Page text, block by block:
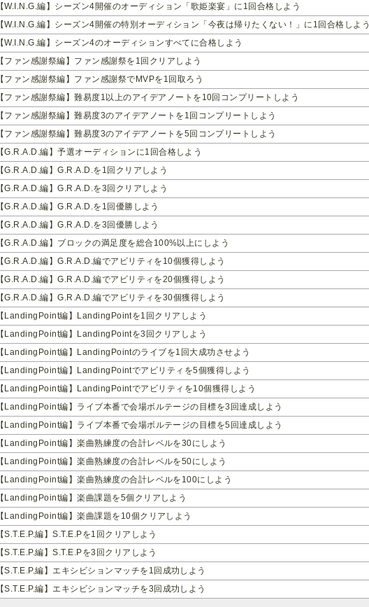
【W.I.N.G.編】シーズン4開催のオーディション「歌姫楽宴」に1回合格しよう
【W.I.N.G.編】シーズン4開催の特別オーディション「今夜は帰りたくない！」に1回合格しよう
【W.I.N.G.編】シーズン4のオーディションすべてに合格しよう
【ファン感謝祭編】ファン感謝祭を1回クリアしよう
【ファン感謝祭編】ファン感謝祭でMVPを1回取ろう
【ファン感謝祭編】難易度1以上のアイデアノートを10回コンプリートしよう
【ファン感謝祭編】難易度3のアイデアノートを1回コンプリートしよう
【ファン感謝祭編】難易度3のアイデアノートを5回コンプリートしよう
【G.R.A.D.編】予選オーディションに1回合格しよう
【G.R.A.D.編】G.R.A.D.を1回クリアしよう
【G.R.A.D.編】G.R.A.D.を3回クリアしよう
【G.R.A.D.編】G.R.A.D.を1回優勝しよう
【G.R.A.D.編】G.R.A.D.を3回優勝しよう
【G.R.A.D.編】ブロックの満足度を総合100%以上にしよう
【G.R.A.D.編】G.R.A.D.編でアビリティを10個獲得しよう
【G.R.A.D.編】G.R.A.D.編でアビリティを20個獲得しよう
【G.R.A.D.編】G.R.A.D.編でアビリティを30個獲得しよう
【LandingPoint編】LandingPointを1回クリアしよう
【LandingPoint編】LandingPointを3回クリアしよう
【LandingPoint編】LandingPointのライブを1回大成功させよう
【LandingPoint編】LandingPointでアビリティを5個獲得しよう
【LandingPoint編】LandingPointでアビリティを10個獲得しよう
【LandingPoint編】ライブ本番で会場ボルテージの目標を3回達成しよう
【LandingPoint編】ライブ本番で会場ボルテージの目標を5回達成しよう
【LandingPoint編】楽曲熟練度の合計レベルを30にしよう
【LandingPoint編】楽曲熟練度の合計レベルを50にしよう
【LandingPoint編】楽曲熟練度の合計レベルを100にしよう
【LandingPoint編】楽曲課題を5個クリアしよう
【LandingPoint編】楽曲課題を10個クリアしよう
【S.T.E.P.編】S.T.E.Pを1回クリアしよう
【S.T.E.P.編】S.T.E.Pを3回クリアしよう
【S.T.E.P.編】エキシビションマッチを1回成功しよう
【S.T.E.P.編】エキシビションマッチを3回成功しよう